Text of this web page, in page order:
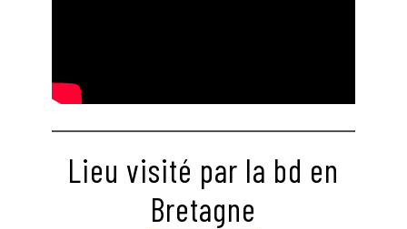
Lieu visité par la bd en
Bretagne